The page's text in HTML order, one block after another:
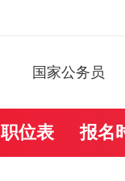
国家公务员
职位表 报名